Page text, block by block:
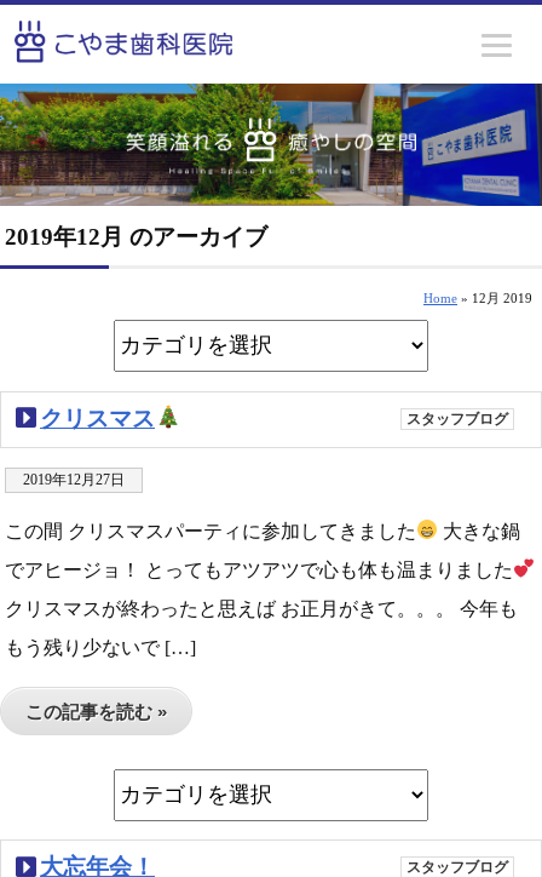
2019年12月 のアーカイブ
Home » 12月 2019
クリスマス スタッフブログ
2019年12月27日
この間 クリスマスパーティに参加してきました
大きな鍋
でアヒージョ！ とってもアツアツで心も体も温まりました
クリスマスが終わったと思えば お正月がきて。。。 今年も
もう残り少ないで […]
この記事を読む »
大忘年会！ スタッフブログ